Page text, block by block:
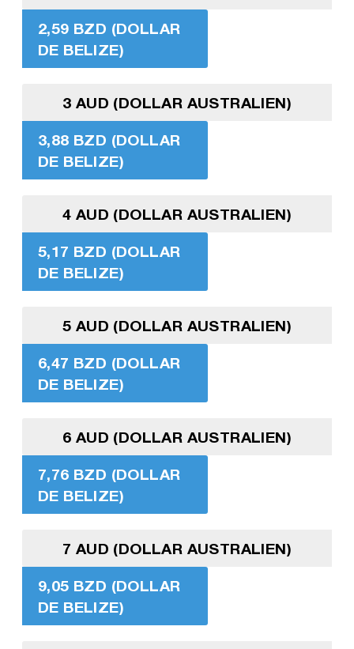
2,59 BZD (DOLLAR
DE BELIZE)
3 AUD (DOLLAR AUSTRALIEN)
3,88 BZD (DOLLAR
DE BELIZE)
4 AUD (DOLLAR AUSTRALIEN)
5,17 BZD (DOLLAR
DE BELIZE)
5 AUD (DOLLAR AUSTRALIEN)
6,47 BZD (DOLLAR
DE BELIZE)
6 AUD (DOLLAR AUSTRALIEN)
7,76 BZD (DOLLAR
DE BELIZE)
7 AUD (DOLLAR AUSTRALIEN)
9,05 BZD (DOLLAR
DE BELIZE)